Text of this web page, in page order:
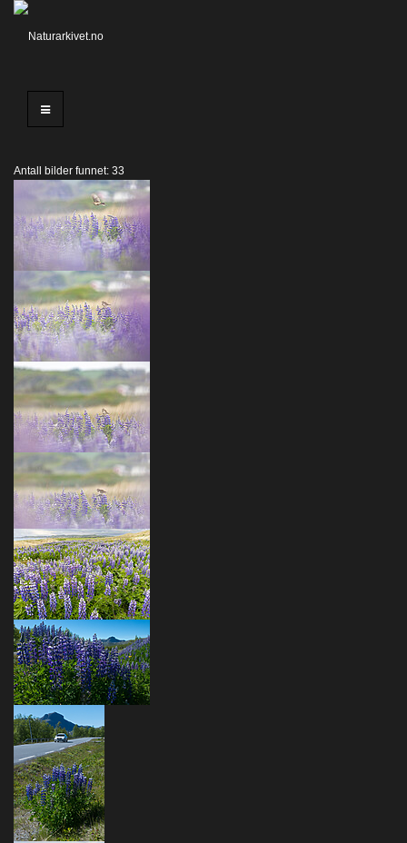
Antall bilder funnet: 33